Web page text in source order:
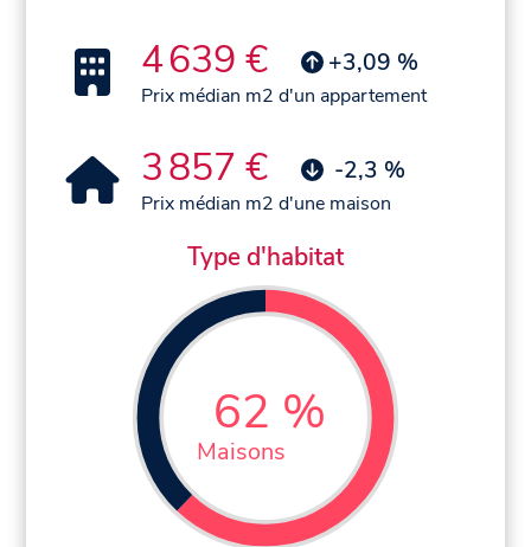
4 639 € +3,09 %
Prix médian m2 d'un appartement
3 857 € -2,3 %
Prix médian m2 d'une maison
Type d'habitat
62 %
Maisons